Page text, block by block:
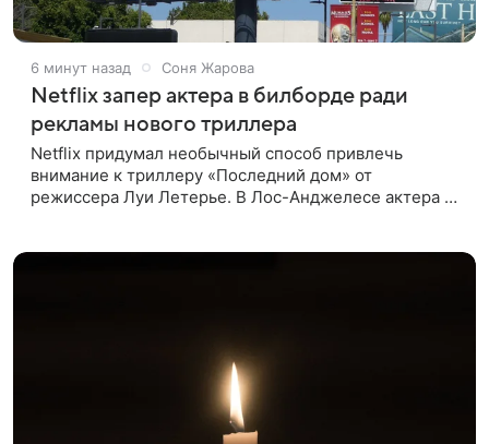
6 минут назад Соня Жарова
Netflix запер актера в билборде ради
рекламы нового триллера
Netflix придумал необычный способ привлечь
внимание к триллеру «Последний дом» от
режиссера Луи Летерье. В Лос-Анджелесе актера на